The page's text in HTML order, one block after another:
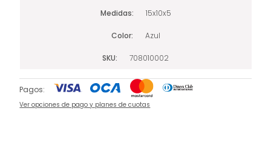
Medidas 15x10x5
Color Azul
SKU 708010002
Pagos:
Ver opciones de pago y planes de cuotas